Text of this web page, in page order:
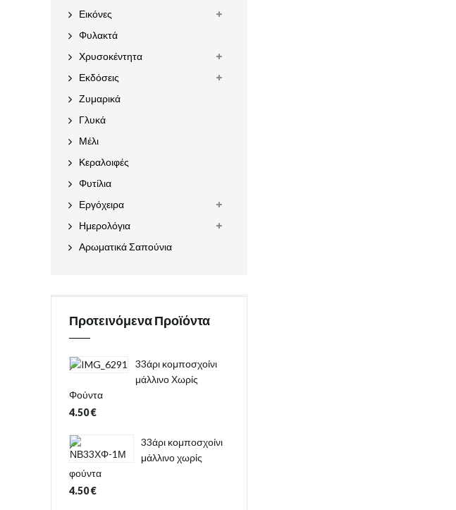
Εικόνες
Φυλακτά
Χρυσοκέντητα
Εκδόσεις
Ζυμαρικά
Γλυκά
Μέλι
Κεραλοιφές
Φυτίλια
Εργόχειρα
Ημερολόγια
Αρωματικά Σαπούνια
Προτεινόμενα Προϊόντα
33άρι κομποσχοίνι
μάλλινο Χωρίς
Φούντα
4.50€
33άρι κομποσχοίνι
μάλλινο χωρίς
φούντα
4.50€